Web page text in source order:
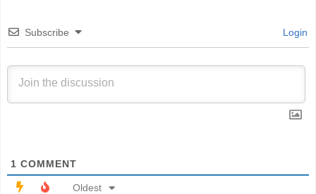
Subscribe Login
1 COMMENT
Oldest